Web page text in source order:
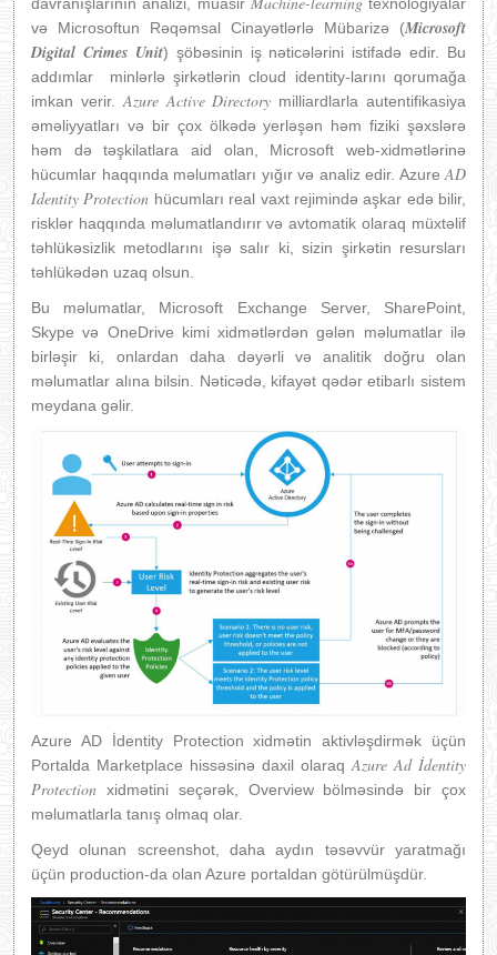
davranışlarının analizi, müasir
texnologiyalar
və Microsoftun Rəqəmsal Cinayətlərlə Mübarizə (Microsoft
Digital Crimes Unit) şöbəsinin iş nəticələrini istifadə edir. Bu
addımlar minlərlə şirkətlərin cloud identity-larını qorumağa
imkan verir.Azure Active Directory milliardlarla autentifikasiya
əməliyyatları və bir çox ölkədə yerləşən həm fiziki şəxslərə
həm də təşkilatlara aid olan, Microsoft web-xidmətlərinə
hücumlar haqqında məlumatları yığır və analiz edir. AzureAD
Identity Protection hücumları real vaxt rejimində aşkar edə bilir,
risklər haqqında məlumatlandırır və avtomatik olaraq müxtəlif
təhlükəsizlik metodlarını işə salır ki, sizin şirkətin resursları
təhlükədən uzaq olsun.
Bu məlumatlar, Microsoft Exchange Server, SharePoint,
Skype və OneDrive kimi xidmətlərdən gələn məlumatlar ilə
birləşir ki, onlardan daha dəyərli və analitik doğru olan
məlumatlar alına bilsin. Nəticədə, kifayət qədər etibarlı sistem
meydana gəlir.
Azure AD İdentity Protection xidmətin aktivləşdirmək üçün
Portalda Marketplace hissəsinə daxil olaraq Azure Ad İdentity
Protection xidmətini seçərək, Overview bölməsində bir çox
məlumatlarla tanış olmaq olar.
Qeyd olunan screenshot, daha aydın təsəvvür yaratmağı
üçün production-da olan Azure portaldan götürülmüşdür.